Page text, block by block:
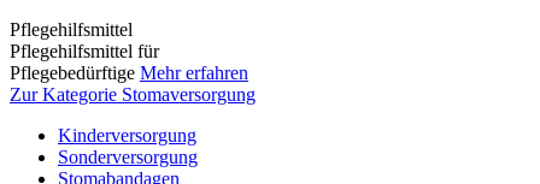
Pflegehilfsmittel
Pflegehilfsmittel für
Pflegebedürftige Mehr erfahren
Zur Kategorie Stomaversorgung
Kinderversorgung
Sonderversorgung
Stomabandagen